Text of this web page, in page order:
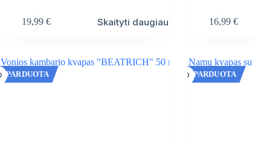
19,99 € Skaityti daugiau 16,99 €
IŠPARDUOTA